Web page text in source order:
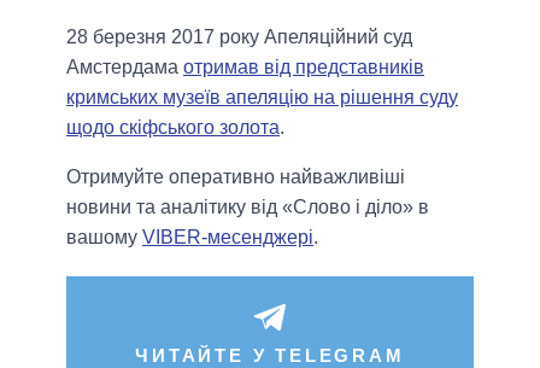
28 березня 2017 року Апеляційний суд
Амстердама отримав від представників
кримських музеїв апеляцію на рішення суду
щодо скіфського золота.
Отримуйте оперативно найважливіші
новини та аналітику від «Слово і діло» в
вашому VIBER-месенджері.
ЧИТАЙТЕ У TELEGRAM